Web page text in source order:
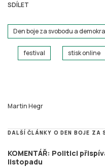
SDÍLET
Den boje za svobodu a
festival stisk online
Martin Hegr
DALŠÍ ČLÁNKY O DEN BOJE ZA
KOMENTÁŘ: Politici
listopadu